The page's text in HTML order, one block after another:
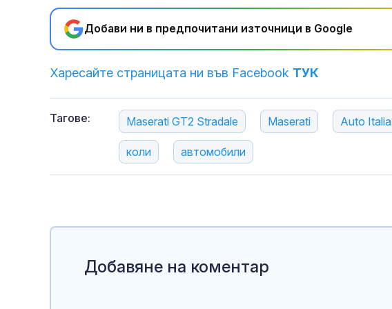
Добави ни в предпочитани източници в Google
Харесайте страницата ни във Facebook ТУК
Тагове: Maserati GT2 Stradale Maserati Auto Italia
коли автомобили
Добавяне на коментар